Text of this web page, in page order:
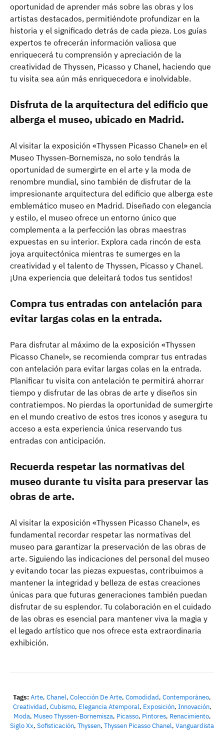
oportunidad de aprender más sobre las obras y los
artistas destacados, permitiéndote profundizar en la
historia y el significado detrás de cada pieza. Los guías
expertos te ofrecerán información valiosa que
enriquecerá tu comprensión y apreciación de la
creatividad de Thyssen, Picasso y Chanel, haciendo que
tu visita sea aún más enriquecedora e inolvidable.
Disfruta de la arquitectura del edificio que
alberga el museo, ubicado en Madrid.
Al visitar la exposición «Thyssen Picasso Chanel» en el
Museo Thyssen-Bornemisza, no solo tendrás la
oportunidad de sumergirte en el arte y la moda de
renombre mundial, sino también de disfrutar de la
impresionante arquitectura del edificio que alberga este
emblemático museo en Madrid. Diseñado con elegancia
y estilo, el museo ofrece un entorno único que
complementa a la perfección las obras maestras
expuestas en su interior. Explora cada rincón de esta
joya arquitectónica mientras te sumerges en la
creatividad y el talento de Thyssen, Picasso y Chanel.
¡Una experiencia que deleitará todos tus sentidos!
Compra tus entradas con antelación para
evitar largas colas en la entrada.
Para disfrutar al máximo de la exposición «Thyssen
Picasso Chanel», se recomienda comprar tus entradas
con antelación para evitar largas colas en la entrada.
Planificar tu visita con antelación te permitirá ahorrar
tiempo y disfrutar de las obras de arte y diseños sin
contratiempos. No pierdas la oportunidad de sumergirte
en el mundo creativo de estos tres iconos y asegura tu
acceso a esta experiencia única reservando tus
entradas con anticipación.
Recuerda respetar las normativas del
museo durante tu visita para preservar las
obras de arte.
Al visitar la exposición «Thyssen Picasso Chanel», es
fundamental recordar respetar las normativas del
museo para garantizar la preservación de las obras de
arte. Siguiendo las indicaciones del personal del museo
y evitando tocar las piezas expuestas, contribuimos a
mantener la integridad y belleza de estas creaciones
únicas para que futuras generaciones también puedan
disfrutar de su esplendor. Tu colaboración en el cuidado
de las obras es esencial para mantener viva la magia y
el legado artístico que nos ofrece esta extraordinaria
exhibición.
Tags:Arte, Chanel, Colección De Arte, Comodidad, Contemporáneo,
Creatividad, Cubismo, Elegancia Atemporal, Exposición, Innovación,
Moda, Museo Thyssen-Bornemisza, Picasso, Pintores, Renacimiento,
Siglo Xx, Sofisticación, Thyssen, Thyssen Picasso Chanel, Vanguardista